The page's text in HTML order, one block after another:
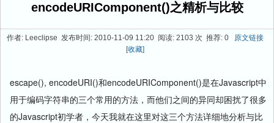
encodeURIComponent()之精析与比较
作者: Leeclipse 发布时间: 2010-11-09 11:20 阅读: 2103 次 推荐: 0 原文链接
[收藏]
escape(), encodeURI()和encodeURIComponent()是在Javascript中
用于编码字符串的三个常用的方法，而他们之间的异同却困扰了很多
的Javascript初学者，今天我就在这里对这三个方法详细地分析与比